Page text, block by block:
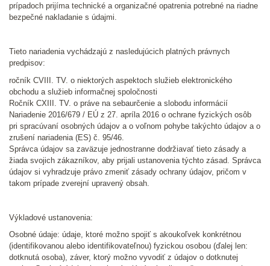
prípadoch prijíma technické a organizačné opatrenia potrebné na riadne
bezpečné nakladanie s údajmi.
Tieto nariadenia vychádzajú z nasledujúcich platných právnych
predpisov:
ročník CVIII. TV. o niektorých aspektoch služieb elektronického
obchodu a služieb informačnej spoločnosti
Ročník CXIII. TV. o práve na sebaurčenie a slobodu informácií
Nariadenie 2016/679 / EÚ z 27. apríla 2016 o ochrane fyzických osôb
pri spracúvaní osobných údajov a o voľnom pohybe takýchto údajov a o
zrušení nariadenia (ES) č. 95/46.
Správca údajov sa zaväzuje jednostranne dodržiavať tieto zásady a
žiada svojich zákazníkov, aby prijali ustanovenia týchto zásad. Správca
údajov si vyhradzuje právo zmeniť zásady ochrany údajov, pričom v
takom prípade zverejní upravený obsah.
Výkladové ustanovenia:
Osobné údaje: údaje, ktoré možno spojiť s akoukoľvek konkrétnou
(identifikovanou alebo identifikovateľnou) fyzickou osobou (ďalej len:
dotknutá osoba), záver, ktorý možno vyvodiť z údajov o dotknutej